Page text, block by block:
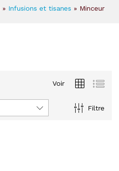
» Infusions et tisanes » Minceur
Voir
Filtre